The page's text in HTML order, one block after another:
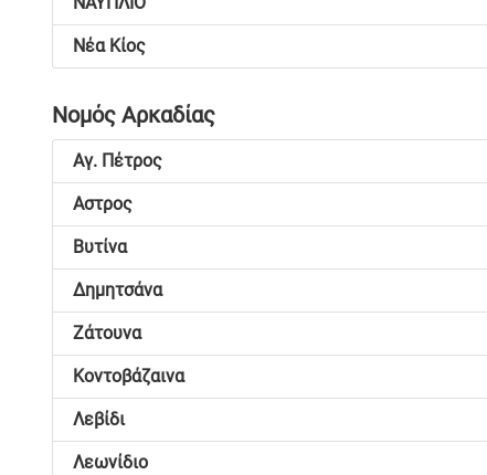
Νέα Κίος
Νομός Αρκαδίας
Αγ. Πέτρος
Αστρος
Βυτίνα
Δημητσάνα
Ζάτουνα
Κοντοβάζαινα
Λεβίδι
Λεωνίδιο